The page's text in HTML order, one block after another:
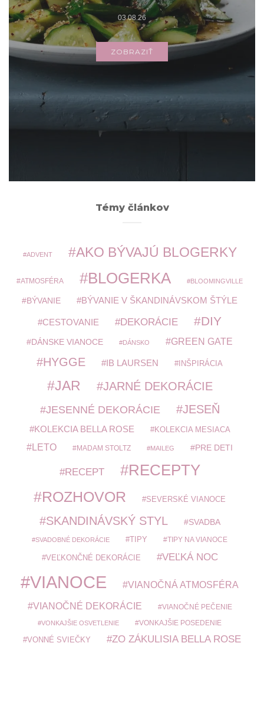
03.08.26
ZOBRAZIŤ
Archív
Témy článkov
ADVENT AKO BÝVAJÚ BLOGERKY
ATMOSFÉRA BLOGERKA BLOOMINGVILLE
BÝVANIE BÝVANIE V ŠKANDINÁVSKOM ŠTÝLE
CESTOVANIE DEKORÁCIE DIY
DÁNSKE VIANOCE DÁNSKO GREEN GATE
HYGGE IB LAURSEN INŠPIRÁCIA
JAR JARNÉ DEKORÁCIE
JESENNÉ DEKORÁCIE JESEŇ
KOLEKCIA BELLA ROSE KOLEKCIA MESIACA
LETO MADAM STOLTZ MAILEG PRE DETI
RECEPT
RECEPTY
ROZHOVOR
SEVERSKÉ VIANOCE
SKANDINÁVSKÝ STYL SVADBA
SVADOBNÉ DEKORÁCIE TIPY TIPY NA VIANOCE
VEĽKONČNÉ DEKORÁCIE VEĽKÁ NOC
VIANOCE VIANOČNÁ ATMOSFÉRA
VIANOČNÉ DEKORÁCIE VIANOČNÉ PEČENIE
VONKAJŠIE OSVETLENIE VONKAJŠIE POSEDENIE
VONNÉ SVIEČKY ZO ZÁKULISIA BELLA ROSE